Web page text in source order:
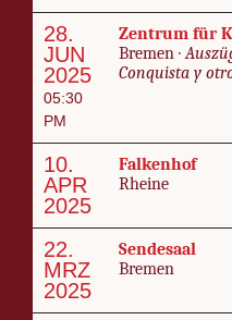
28.
JUN
2025
05:30
PM
Zen­trum für
Bre­men ·
Con­quista y
10.
APR
2025
Falken­hof
Rheine
22.
MRZ
2025
Sende­saal
Bre­men